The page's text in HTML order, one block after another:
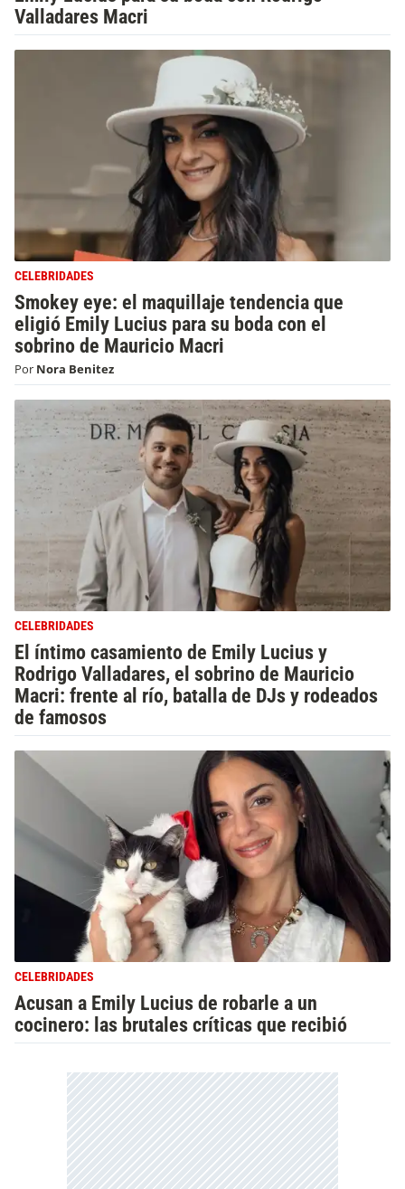
Valladares Macri
CELEBRIDADES
Smokey eye: el maquillaje tendencia que
eligió Emily Lucius para su boda con el
sobrino de Mauricio Macri
Por Nora Benitez
CELEBRIDADES
El íntimo casamiento de Emily Lucius y
Rodrigo Valladares, el sobrino de Mauricio
Macri: frente al río, batalla de DJs y rodeados
de famosos
CELEBRIDADES
Acusan a Emily Lucius de robarle a un
cocinero: las brutales críticas que recibió